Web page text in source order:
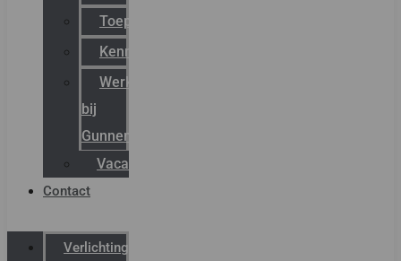
Toepassingen
Kenniscentrum
Werken
bij
Gunneman
Vacatures
Contact
Verlichting